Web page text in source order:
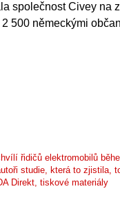
společnost Civey na
500 německými
řidičů elektromobilů
studie, která to zjistila,
Direkt, tiskové materiály